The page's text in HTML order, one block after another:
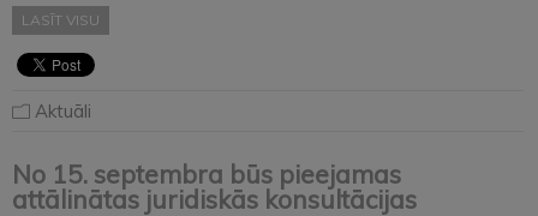
LASĪT VISU
Aktuāli
No 15. septembra būs pieejamas
attālinātas juridiskās konsultācijas